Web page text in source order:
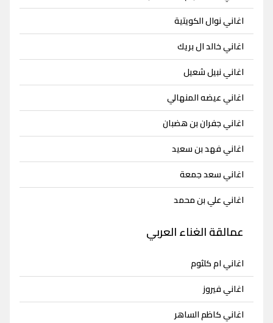
اغاني نوال الكويتية
اغاني خالد ال بريك
اغاني نبيل شعيل
اغاني عيضه المنهالي
اغاني جفران بن هضبان
اغاني فهد بن سعيد
اغاني سعد جمعة
اغاني علي بن محمد
عمالقة الغناء العربي
اغاني ام كلثوم
اغاني فيروز
اغاني كاظم الساهر